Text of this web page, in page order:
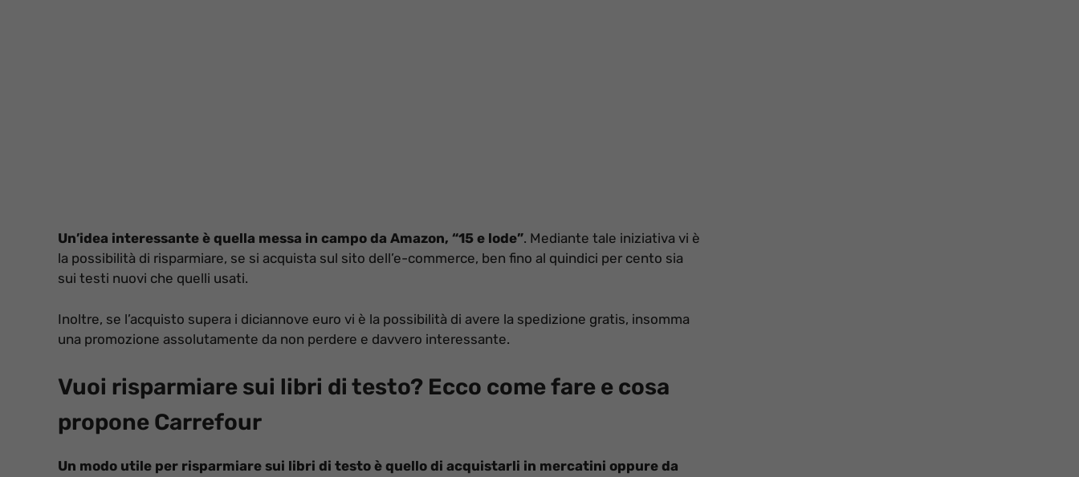
Un’idea interessante è quella messa in campo da Amazon, “15 e lode”. Mediante tale iniziativa vi è
la possibilità di risparmiare, se si acquista sul sito dell’e-commerce, ben fino al quindici per cento sia
sui testi nuovi che quelli usati.
Inoltre, se l’acquisto supera i diciannove euro vi è la possibilità di avere la spedizione gratis, insomma
una promozione assolutamente da non perdere e davvero interessante.
Vuoi risparmiare sui libri di testo? Ecco come fare e cosa
propone Carrefour
Un modo utile per risparmiare sui libri di testo è quello di acquistarli in mercatini oppure da